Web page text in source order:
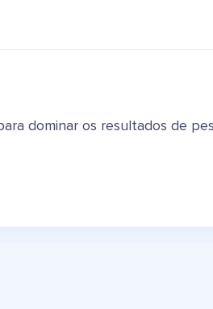
dominar os resultados de